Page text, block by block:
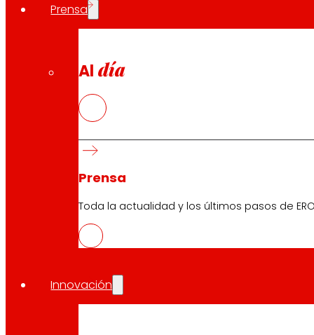
Prensa
Al día
Prensa
Toda la actualidad y los últimos pasos de
Innovación